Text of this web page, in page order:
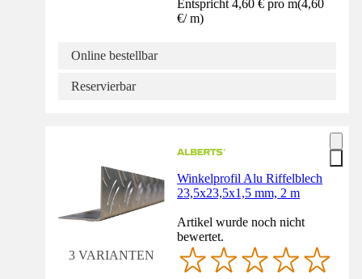
Entspricht 4,60 € pro m(4,60
€/ m)
Online bestellbar
Reservierbar
3 VARIANTEN
Winkelprofil Alu Riffelblech
23,5x23,5x1,5 mm, 2 m
Artikel wurde noch nicht
bewertet.